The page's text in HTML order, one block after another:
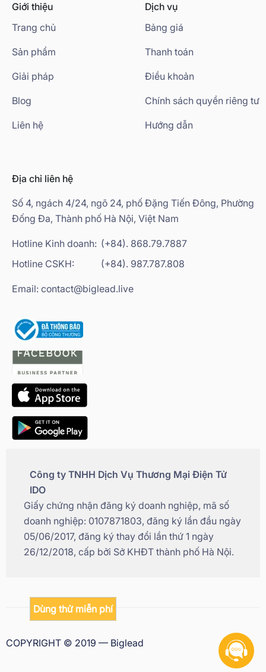
Dùng thử miễn phí
Giới thiệu
Trang chủ
Sản phẩm
Giải pháp
Blog
Liên hệ
Dịch vụ
Bảng giá
Thanh toán
Điều khoản
Chính sách quyền riêng tư
Hướng dẫn
Địa chỉ liên hệ
Số 4, ngách 4/24, ngõ 24, phố Đặng Tiến Đông, Phường
Đống Đa, Thành phố Hà Nội, Việt Nam
Hotline Kinh doanh: (+84). 868.79.7887
Hotline CSKH:
(+84). 987.787.808
Email: contact@biglead.live
Công ty TNHH Dịch Vụ Thương Mại Điện Tử
IDO
Giấy chứng nhận đăng ký doanh nghiệp, mã số
doanh nghiệp: 0107871803, đăng ký lần đầu ngày
05/06/2017, đăng ký thay đổi lần thứ 1 ngày
26/12/2018, cấp bởi Sở KHĐT thành phố Hà Nội.
COPYRIGHT © 2019 — Biglead